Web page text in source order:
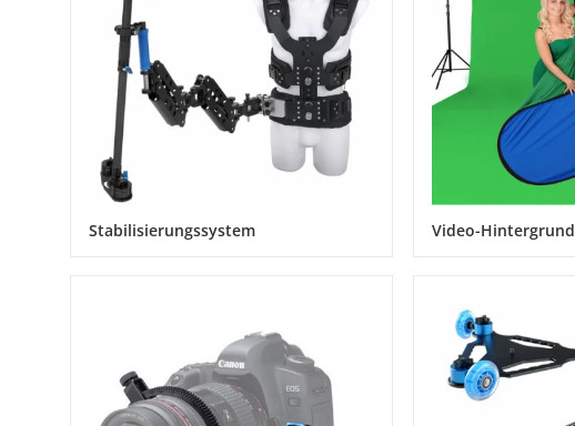
Stabilisierungssystem Video-Hintergrund